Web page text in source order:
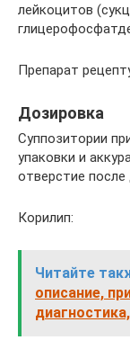
лейкоцитов
Препарат
Дозировка
Суппозитории
упаковки и
отверстие после
Корилип:
Читайте
описание,